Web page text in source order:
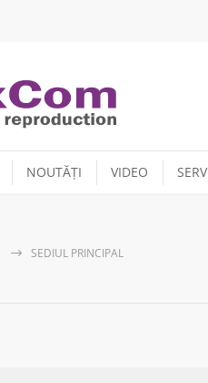
NOUTĂȚI VIDEO
SEDIUL PRINCIPAL